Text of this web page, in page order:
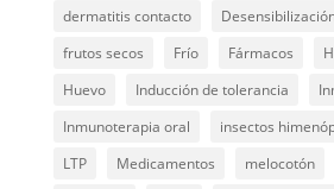
dermatitis contacto
frutos secos
Frío Fármacos
Huevo
Inducción de tolerancia
Inmunoterapia oral
insectos
LTP
Medicamentos melocotón